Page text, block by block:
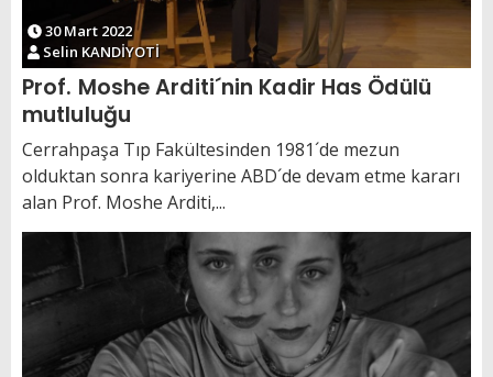
30 Mart 2022
Selin KANDİYOTİ
Prof. Moshe Arditi´nin Kadir Has Ödülü
mutluluğu
Cerrahpaşa Tıp Fakültesinden 1981´de mezun
olduktan sonra kariyerine ABD´de devam etme kararı
alan Prof. Moshe Arditi,...